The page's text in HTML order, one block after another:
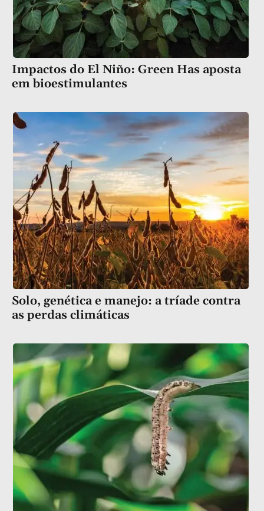
Impactos do El Niño: Green Has aposta
em bioestimulantes
Solo, genética e manejo: a tríade contra
as perdas climáticas